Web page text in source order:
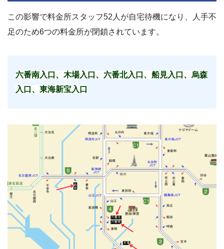
この影響で料金所スタッフ52人が自宅待機になり、人手不
足のため6つの料金所が閉鎖されています。
六番南入口、木場入口、六番北入口、船見入口、烏森
入口、東海新宝入口